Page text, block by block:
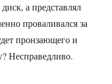
а представлял
проваливался за
пронзающего и
Несправедливо.